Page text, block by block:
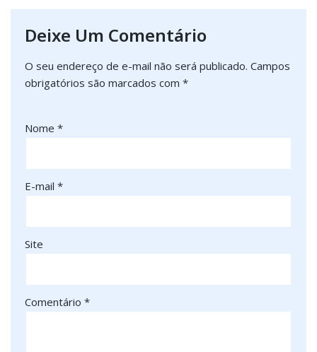
Deixe Um Comentário
O seu endereço de e-mail não será publicado. Campos
obrigatórios são marcados com *
Nome *
E-mail *
Site
Comentário *